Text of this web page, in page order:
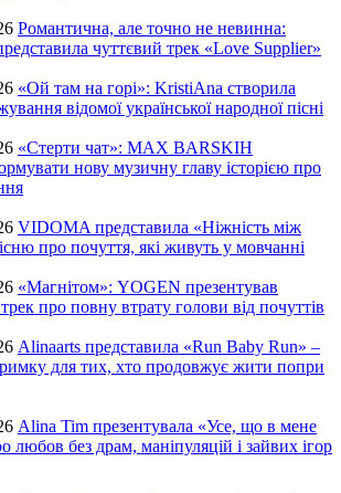
Романтична, але точно не невинна:
чуттєвий трек «Love Supplier»
«Ой там на горі»: KristiAna створила
відомої української народної пісні
«Стерти чат»: MAX BARSKIH
нову музичну главу історією про
VIDOMA представила «Ніжність між
про почуття, які живуть у мовчанні
«Магнітом»: YOGEN презентував
про повну втрату голови від почуттів
Alinaarts представила «Run Baby Run» –
для тих, хто продовжує жити попри
Alina Tim презентувала «Усе, що в мене
любов без драм, маніпуляцій і зайвих ігор